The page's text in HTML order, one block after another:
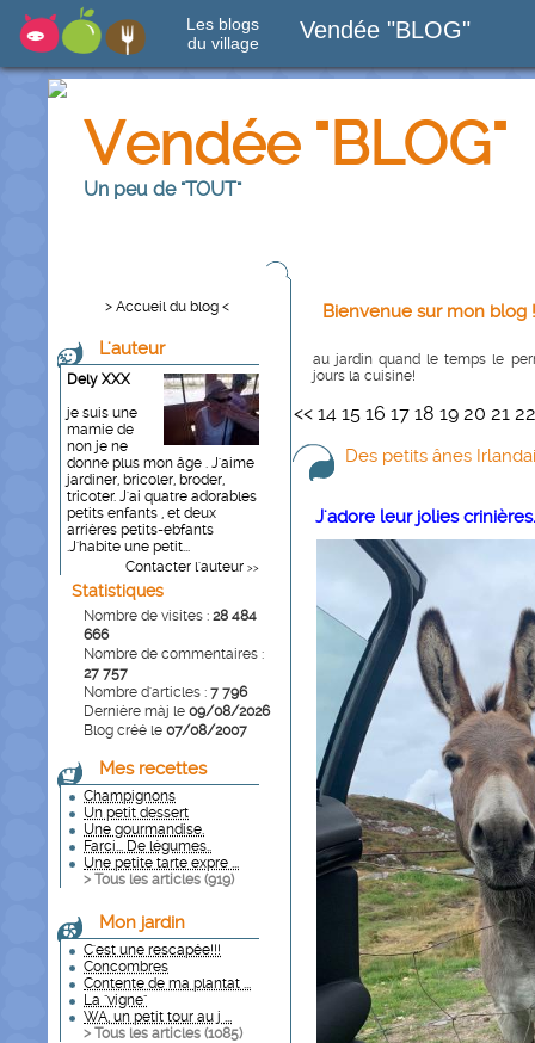
Les blogs
du village
Vendée "BLOG"
Vendée "BLOG"
Un peu de "TOUT"
> Accueil du blog <
L'auteur
Dely XXX
je suis une
mamie de
non je ne
donne plus mon âge . J'aime
jardiner, bricoler, broder,
tricoter. J'ai quatre adorables
petits enfants , et deux
arrières petits-ebfants
.J'habite une petit...
Contacter l'auteur >>
Statistiques
Nombre de visites : 28 484
666
Nombre de commentaires :
27 757
Nombre d'articles : 7 796
Dernière màj le 09/08/2026
Blog créé le 07/08/2007
Mes recettes
Champignons
Un petit dessert
Une gourmandise.
Farci... De légumes..
Une petite tarte expre ...
> Tous les articles (919)
Mon jardin
C'est une rescapée!!!
Concombres
Contente de ma plantat ...
La "vigne"
WA, un petit tour au j ...
> Tous les articles (1085)
Bienvenue sur mon blog !
au jardin quand le temps le
jours la cuisine!
<< 14 15 16 17 18 19 20 21
Des petits ânes
J'adore leur jolies